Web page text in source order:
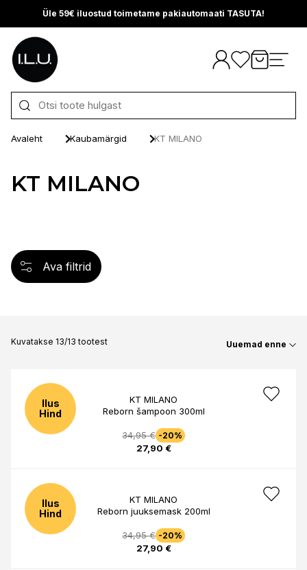
Üle 59€ iluostud toimetame pakiautomaati TASUTA!
Otse sisu juurde
Avaleht Kaubamärgid KT MILANO
KT MILANO
Ava filtrid
Kuvatakse 13/13 tootest Uuemad enne
Ilus
Hind
KT MILANO
Reborn šampoon 300ml
34,95 € -20%
27,90 €
Ilus
Hind
KT MILANO
Reborn juuksemask 200ml
34,95 € -20%
27,90 €